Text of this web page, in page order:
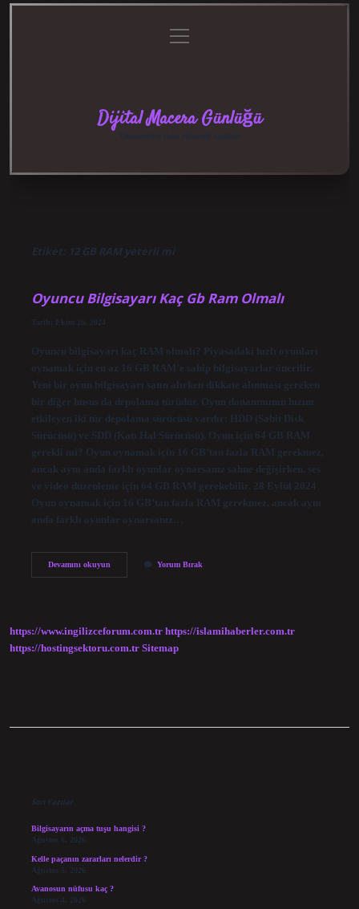
menüyü
aç
Dijital Macera Günlüğü
Etiket: 12 GB RAM yeterli mi
Oyuncu Bilgisayarı Kaç Gb Ram Olmalı
Tarih: Ekim 26, 2024
Oyuncu bilgisayarı kaç RAM olmalı? Piyasadaki hızlı oyunları
oynamak için en az 16 GB RAM’e sahip bilgisayarlar önerilir.
Yeni bir oyun bilgisayarı satın alırken dikkate alınması gereken
bir diğer husus da depolama türüdür. Oyun donanımının hızını
etkileyen iki tür depolama sürücüsü vardır: HDD (Sabit Disk
Sürücüsü) ve SDD (Katı Hal Sürücüsü). Oyun için 64 GB RAM
gerekli mi? Oyun oynamak için 16 GB’tan fazla RAM gerekmez,
ancak aynı anda farklı oyunlar oynarsanız sahne değişirken, ses
ve video düzenleme için 64 GB RAM gerekebilir. 28 Eylül 2024
Oyun oynamak için 16 GB’tan fazla RAM gerekmez, ancak aynı
anda farklı oyunlar oynarsanız…
Devamını okuyunOyuncu
Yorum Bırak
https://www.ingilizceforum.com.tr https://islamihaberler.com.tr
https://hostingsektoru.com.tr Sitemap
Son Yazılar
Bilgisayarın açma tuşu hangisi ?
Ağustos 6, 2026
Kelle paçanın zararları nelerdir ?
Ağustos 5, 2026
Avanosun nüfusu kaç ?
Ağustos 4, 2026